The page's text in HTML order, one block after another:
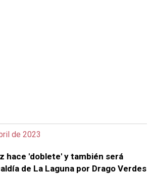
de 2023
hace 'doblete' y también será
de La Laguna por Drago Verdes